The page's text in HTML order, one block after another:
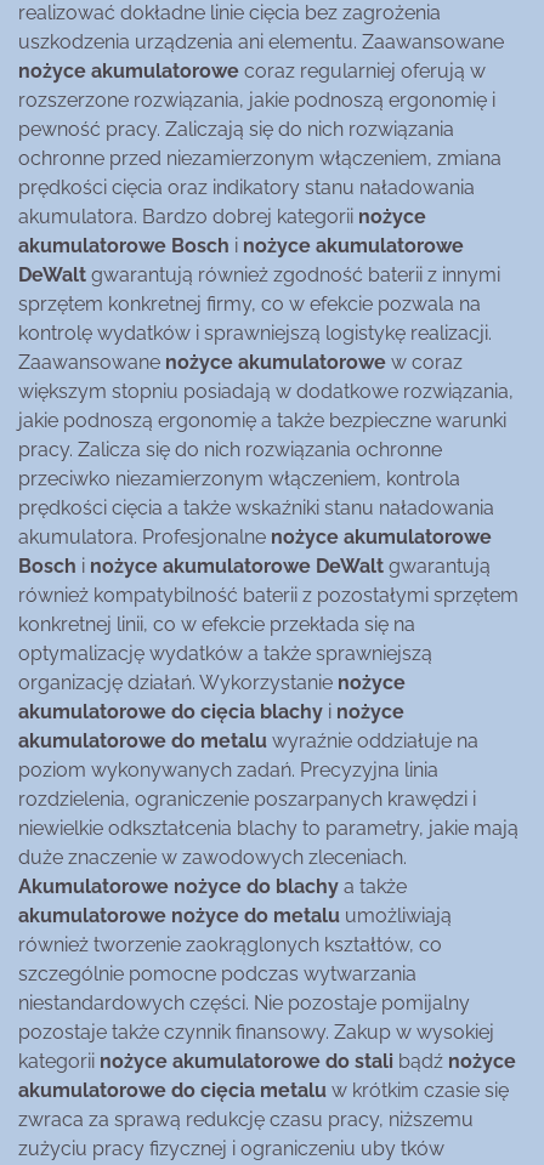
realizować dokładne linie cięcia bez zagrożenia
uszkodzenia urządzenia ani elementu. Zaawansowane
nożyce akumulatorowe coraz regularniej oferują w
rozszerzone rozwiązania, jakie podnoszą ergonomię i
pewność pracy. Zaliczają się do nich rozwiązania
ochronne przed niezamierzonym włączeniem, zmiana
prędkości cięcia oraz indikatory stanu naładowania
akumulatora. Bardzo dobrej kategorii nożyce
akumulatorowe Bosch i nożyce akumulatorowe
DeWalt gwarantują również zgodność baterii z innymi
sprzętem konkretnej firmy, co w efekcie pozwala na
kontrolę wydatków i sprawniejszą logistykę realizacji.
Zaawansowane nożyce akumulatorowe w coraz
większym stopniu posiadają w dodatkowe rozwiązania,
jakie podnoszą ergonomię a także bezpieczne warunki
pracy. Zalicza się do nich rozwiązania ochronne
przeciwko niezamierzonym włączeniem, kontrola
prędkości cięcia a także wskaźniki stanu naładowania
akumulatora. Profesjonalne nożyce akumulatorowe
Bosch i nożyce akumulatorowe DeWalt gwarantują
również kompatybilność baterii z pozostałymi sprzętem
konkretnej linii, co w efekcie przekłada się na
optymalizację wydatków a także sprawniejszą
organizację działań. Wykorzystanie nożyce
akumulatorowe do cięcia blachy i nożyce
akumulatorowe do metalu wyraźnie oddziałuje na
poziom wykonywanych zadań. Precyzyjna linia
rozdzielenia, ograniczenie poszarpanych krawędzi i
niewielkie odkształcenia blachy to parametry, jakie mają
duże znaczenie w zawodowych zleceniach.
Akumulatorowe nożyce do blachy a także
akumulatorowe nożyce do metalu umożliwiają
również tworzenie zaokrąglonych kształtów, co
szczególnie pomocne podczas wytwarzania
niestandardowych części. Nie pozostaje pomijalny
pozostaje także czynnik finansowy. Zakup w wysokiej
kategorii nożyce akumulatorowe do stali bądź nożyce
akumulatorowe do cięcia metalu w krótkim czasie się
zwraca za sprawą redukcję czasu pracy, niższemu
zużyciu pracy fizycznej i ograniczeniu uby tków